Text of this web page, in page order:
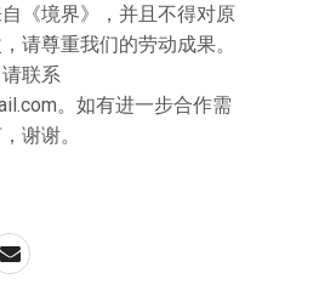
《境界》，并且不得对原
请尊重我们的劳动成果。
联系
。如有进一步合作需
谢谢。